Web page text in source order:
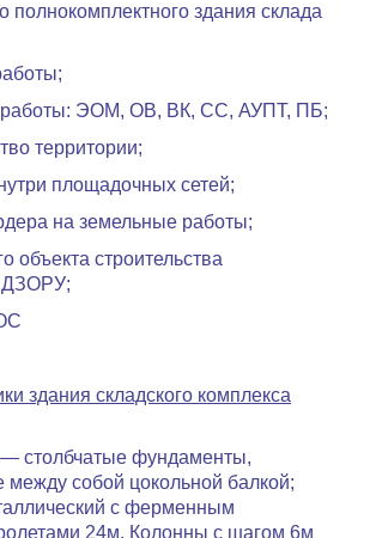
полнокомплектного здания склада
ЭОМ, ОВ, ВК, СС, АУПТ, ПБ;
территории;
площадочных сетей;
на земельные работы;
объекта строительства
здания складского комплекса
столбчатые фундаменты,
собой цокольной балкой;
с ферменным
24м. Колонны с шагом 6м